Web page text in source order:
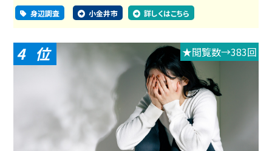
身辺調査 小金井市 詳しくはこちら
4 ★閲覧数→383回